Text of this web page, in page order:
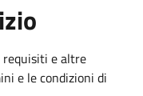
requisiti e altre
e le condizioni di